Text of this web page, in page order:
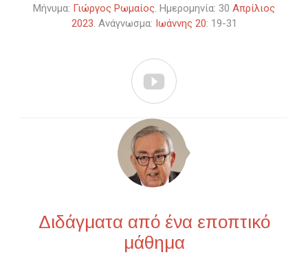
Μήνυμα: Γιώργος Ρωμαίος. Ημερομηνία: 30 Απρίλιος
2023. Ανάγνωσμα: Ιωάννης 20: 19-31

Διδάγματα από ένα εποπτικό
μάθημα